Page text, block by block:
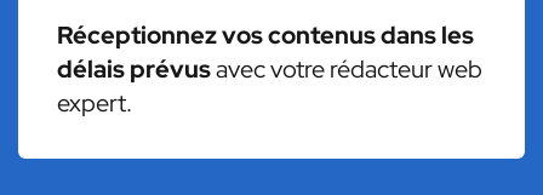
Réceptionnez vos contenus dans les
délais prévusavec votre rédacteur web
expert.